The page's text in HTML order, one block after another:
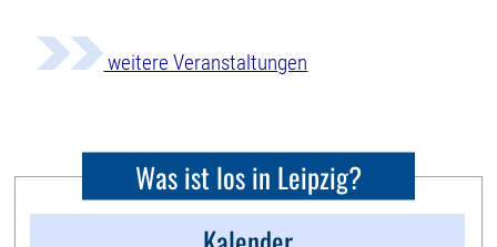
weitere Veranstaltungen
Was ist los in Leipzig?